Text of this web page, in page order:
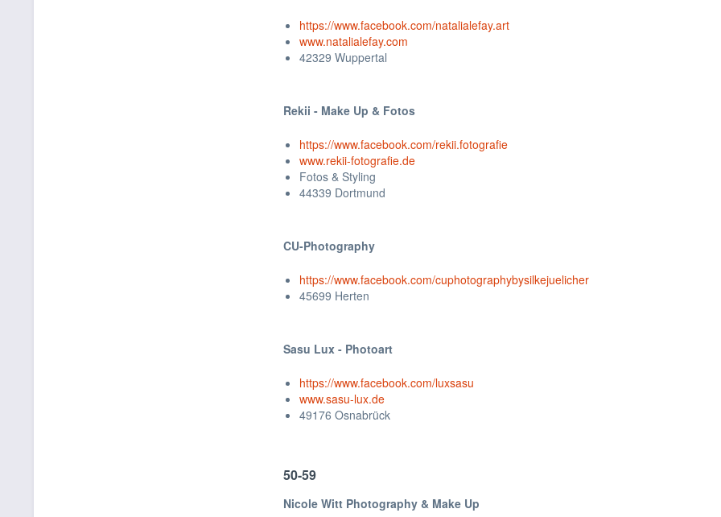
https://www.facebook.com/natalialefay.art
www.natalialefay.com
42329 Wuppertal
Rekii - Make Up & Fotos
https://www.facebook.com/rekii.fotografie
www.rekii-fotografie.de
Fotos & Styling
44339 Dortmund
CU-Photography
https://www.facebook.com/cuphotographybysilkejuelicher
45699 Herten
Sasu Lux - Photoart
https://www.facebook.com/luxsasu
www.sasu-lux.de
49176 Osnabrück
50-59
Nicole Witt Photography & Make Up